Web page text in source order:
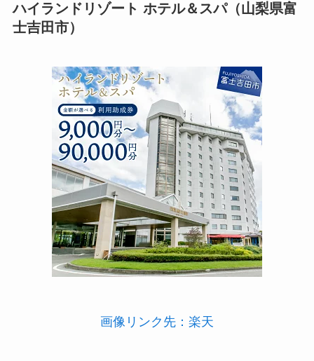
ハイランドリゾート ホテル＆スパ（山梨県富
士吉田市）
画像リンク先：楽天